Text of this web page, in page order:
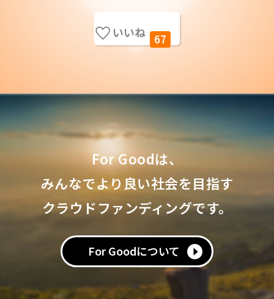
いいね 67
For Goodは、
みんなでより良い社会を目指す
クラウドファンディングです。
For Goodについて